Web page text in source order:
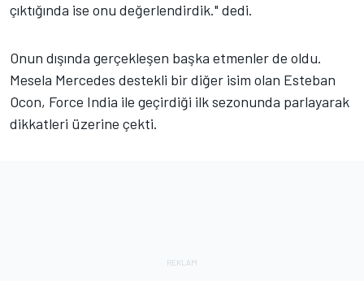
çıktığında ise onu değerlendirdik." dedi.
Onun dışında gerçekleşen başka etmenler de oldu.
Mesela Mercedes destekli bir diğer isim olan Esteban
Ocon, Force India ile geçirdiği ilk sezonunda parlayarak
dikkatleri üzerine çekti.